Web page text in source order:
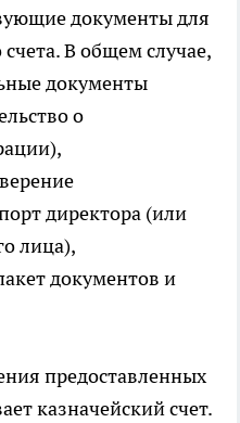
документы для
В общем случае,
документы
о
директора (или
лица),
документов и
предоставленных
казначейский счет.